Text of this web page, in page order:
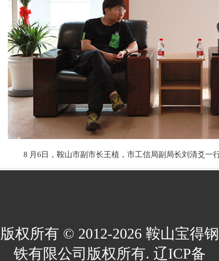
8 月6日，鞍山市副市长王植，市工信局副局长刘清爻一
版权所有 © 2012-2026 鞍山宝得钢
铁有限公司版权所有. 辽ICP备